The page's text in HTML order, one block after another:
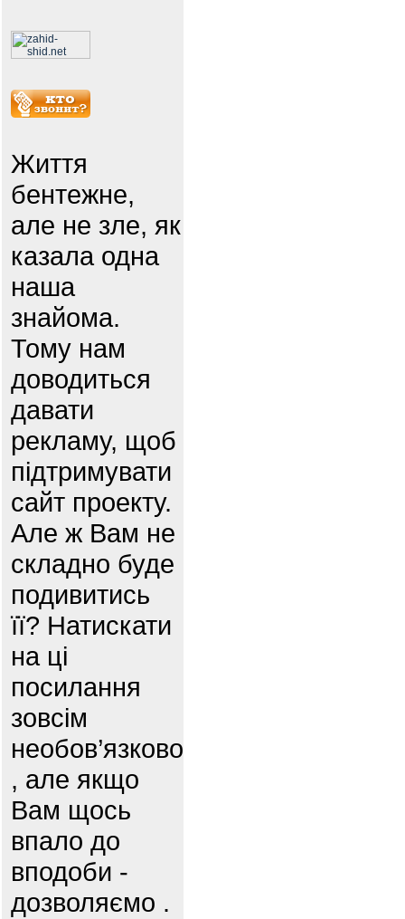
Життя
бентежне,
але не зле, як
казала одна
наша
знайома.
Тому нам
доводиться
давати
рекламу, щоб
підтримувати
сайт проекту.
Але ж Вам не
складно буде
подивитись
її? Натискати
на ці
посилання
зовсім
необов’язково
, але якщо
Вам щось
впало до
вподоби -
дозволяємо .